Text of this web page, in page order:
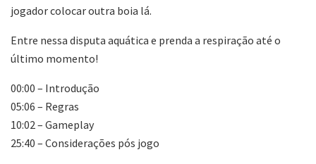
jogador colocar outra boia lá.
Entre nessa disputa aquática e prenda a respiração até o
último momento!
00:00 – Introdução
05:06 – Regras
10:02 – Gameplay
25:40 – Considerações pós jogo